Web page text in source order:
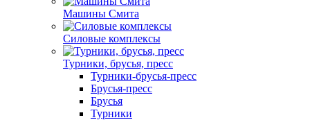
Машины Смита
Силовые комплексы
Турники, брусья, пресс
Турники-брусья-пресс
Брусья-пресс
Брусья
Турники